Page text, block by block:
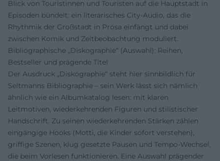
Blick von Touristinnen und Touristen auf die Hauptstadt in
Episoden bündelt: ein literarisches City-Audio, das die
Rhythmik der Großstadt in Prosa einfängt und dabei
zwischen Komik und Zeitbeobachtung moduliert.
Bibliographische „Diskographie“ (Auswahl): Reihen,
Bestseller und prägende Titel
Der Ausdruck „Diskographie“ steht hier sinnbildlich für
Seltmanns Bibliographie – sein Werk lässt sich nämlich
ähnlich wie ein Albumkatalog lesen: mit klaren
Leitmotiven, wiederkehrenden Figuren und stilistischer
Handschrift. Zu seinen wiederkehrenden Stärken zählen
eingängige Hooks (Motti, die Kinder sofort verstehen),
griffige Szenen, klug gesetzte Pausen und Tempo-Wechsel,
die beim Vorlesen funktionieren. Eine Auswahl prägender